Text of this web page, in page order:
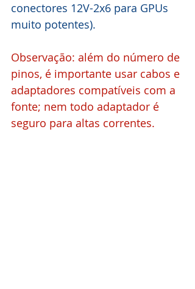
conectores 12V-2x6 para GPUs
muito potentes).
Observação: além do número de
pinos, é importante usar cabos e
adaptadores compatíveis com a
fonte; nem todo adaptador é
seguro para altas correntes.